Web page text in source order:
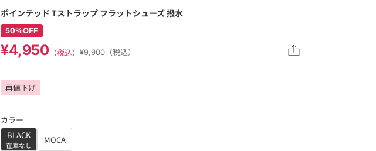
ポインテッド Tストラップ フラットシューズ 撥水
50％OFF
¥4,950 （税込） ¥9,900（税込）
再値下げ
カラー
BLACK
在庫なし
MOCA